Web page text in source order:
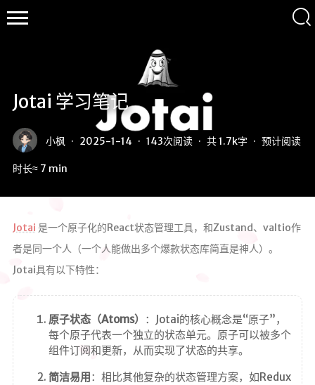
Jotai 学习笔记
小枫 · 2025-1-14 · 143次阅读 · 共1.7k字 · 预计阅读
时长≈7 min
Jotai 是一个原子化的React状态管理工具，和Zustand、valtio作
者是同一个人（一个人能做出多个爆款状态库简直是神人）。
Jotai具有以下特性：
原子状态（Atoms） ：Jotai的核心概念是“原子”，
每个原子代表一个独立的状态单元。原子可以被多个
组件订阅和更新，从而实现了状态的共享。
简洁易用：相比其他复杂的状态管理方案，如Redux
技术
生活
资源